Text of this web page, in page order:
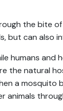
the bite
but can also
humans and
the natural
a mosquito
animals